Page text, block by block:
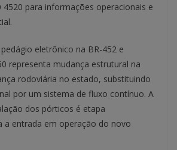
para informações operacionais e
eletrônico na BR-452 e
representa mudança estrutural na
rodoviária no estado, substituindo
por um sistema de fluxo contínuo. A
dos pórticos é etapa
a entrada em operação do novo